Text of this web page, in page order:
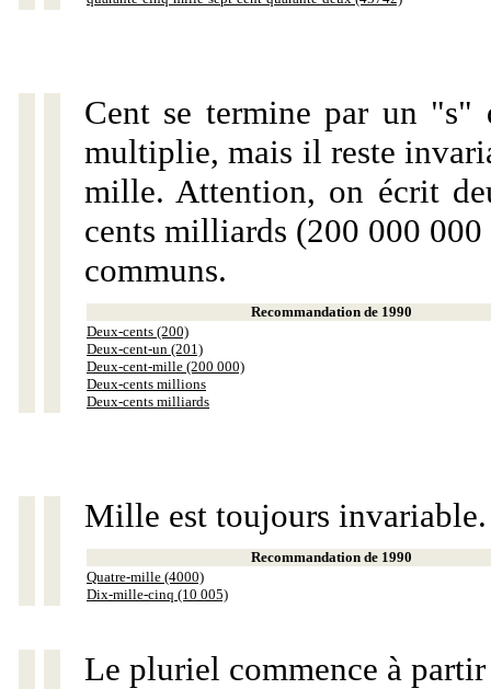
Cent se termine par un "s"
multiplie, mais il reste
mille. Attention, on écrit
cents milliards (200 000
communs.
Recommandation de 1990
Deux-cents (200)
Deux-cent-un (201)
Deux-cent-mille (200 000)
Deux-cents millions
Deux-cents milliards
Mille est toujours invariable.
Recommandation de 1990
Quatre-mille (4000)
Dix-mille-cinq (10 005)
Le pluriel commence à